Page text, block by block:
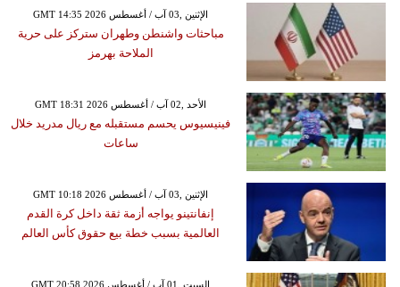
GMT 14:35 2026 الإثنين ,03 آب / أغسطس
مباحثات واشنطن وطهران ستركز على حرية
الملاحة بهرمز
GMT 18:31 2026 الأحد ,02 آب / أغسطس
فينيسيوس يحسم مستقبله مع ريال مدريد خلال
ساعات
GMT 10:18 2026 الإثنين ,03 آب / أغسطس
إنفانتينو يواجه أزمة ثقة داخل كرة القدم
العالمية بسبب خطة بيع حقوق كأس العالم
GMT 20:58 2026 السبت ,01 آب / أغسطس